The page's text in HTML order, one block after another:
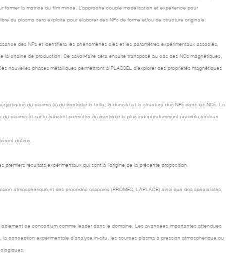
la matrice du film mince. L’approche couple modélisation et expérience pour
du plasma sera exploité pour élaborer des NPs de forme et/ou de structure originale.
des NPs et identifiera les phénomènes clés et les paramètres expérimentaux associés,
chaîne de production. Ce savoir-faire sera ensuite transposé au cas des NCs magnétiques,
nouvelles phases métalliques permettront à PLASSEL d’explorer des propriétés magnétiques
du plasma (ii) de contrôler la taille, la densité et la structure des NPs dans les NCs. La
plasma et sur le substrat permettra de contrôler le plus indépendamment possible chacun
définis.
résultats expérimentaux qui sont à l’origine de la présente proposition.
atmosphérique et des procédés associés (PROMES, LAPLACE) ainsi que des spécialistes
ce consortium comme leader dans le domaine. Les avancées importantes attendues
conception expérimentale d’analyse in-situ, les sources plasma à pression atmosphérique ou